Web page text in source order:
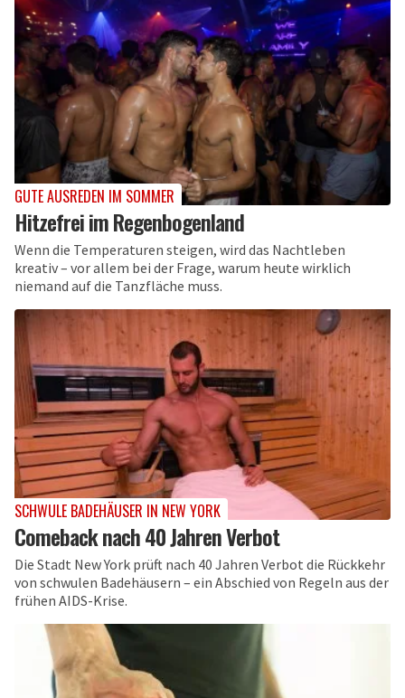
GUTE AUSREDEN IM SOMMER
Hitzefrei im Regenbogenland
Wenn die Temperaturen steigen, wird das Nachtleben
kreativ – vor allem bei der Frage, warum heute wirklich
niemand auf die Tanzfläche muss.
SCHWULE BADEHÄUSER IN NEW YORK
Comeback nach 40 Jahren Verbot
Die Stadt New York prüft nach 40 Jahren Verbot die Rückkehr
von schwulen Badehäusern – ein Abschied von Regeln aus der
frühen AIDS-Krise.